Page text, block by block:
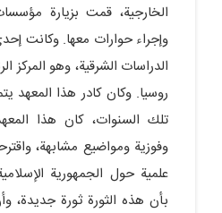
الخارجية، قمت بزيارة
وإجراء حوارات معها. وكانت
الدراسات الشرقية، وهو المركز
روسيا. وكان كادر هذا المعهد
تلك السنوات، كان هذا
وفوزية ومواضيع مشابهة،
علمية حول الجمهورية
بأن هذه الثورة ثورة جديدة،